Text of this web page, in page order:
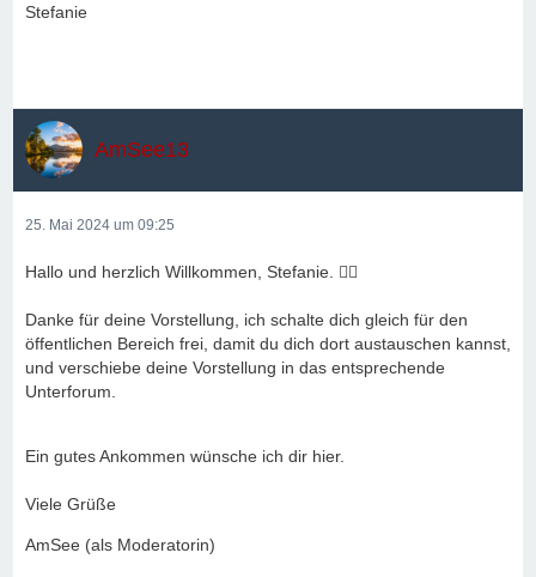
Stefanie
AmSee13
25. Mai 2024 um 09:25
Hallo und herzlich Willkommen, Stefanie. 🙋‍♀️
Danke für deine Vorstellung, ich schalte dich gleich für den
öffentlichen Bereich frei, damit du dich dort austauschen kannst,
und verschiebe deine Vorstellung in das entsprechende
Unterforum.
Ein gutes Ankommen wünsche ich dir hier.
Viele Grüße
AmSee (als Moderatorin)